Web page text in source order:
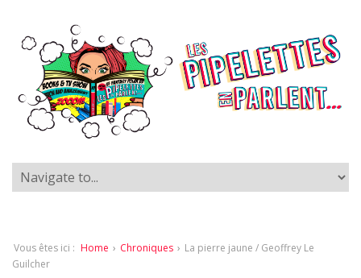
Vous êtes ici : Home › Chroniques › La pierre jaune / Geoffrey Le
Guilcher